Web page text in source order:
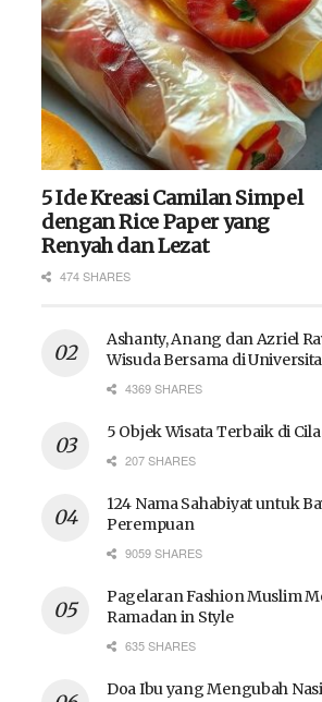
5 Ide Kreasi Camilan Simpel
dengan Rice Paper yang
Renyah dan Lezat
474 SHARES
Ashanty, Anang dan Azriel
Wisuda Bersama di
4369 SHARES
5 Objek Wisata Terbaik di
207 SHARES
124 Nama Sahabiyat untuk
Perempuan
9059 SHARES
Pagelaran Fashion Muslim
Ramadan in Style
635 SHARES
Doa Ibu yang Mengubah